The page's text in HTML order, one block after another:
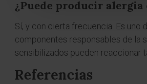
¿Puede producir alergia
Sí, y con cierta frecuencia. Es
componentes responsables de la
sensibilizados pueden reaccionar
Referencias